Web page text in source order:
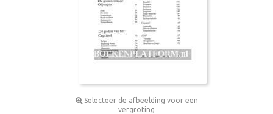
Selecteer de afbeelding voor een
vergroting